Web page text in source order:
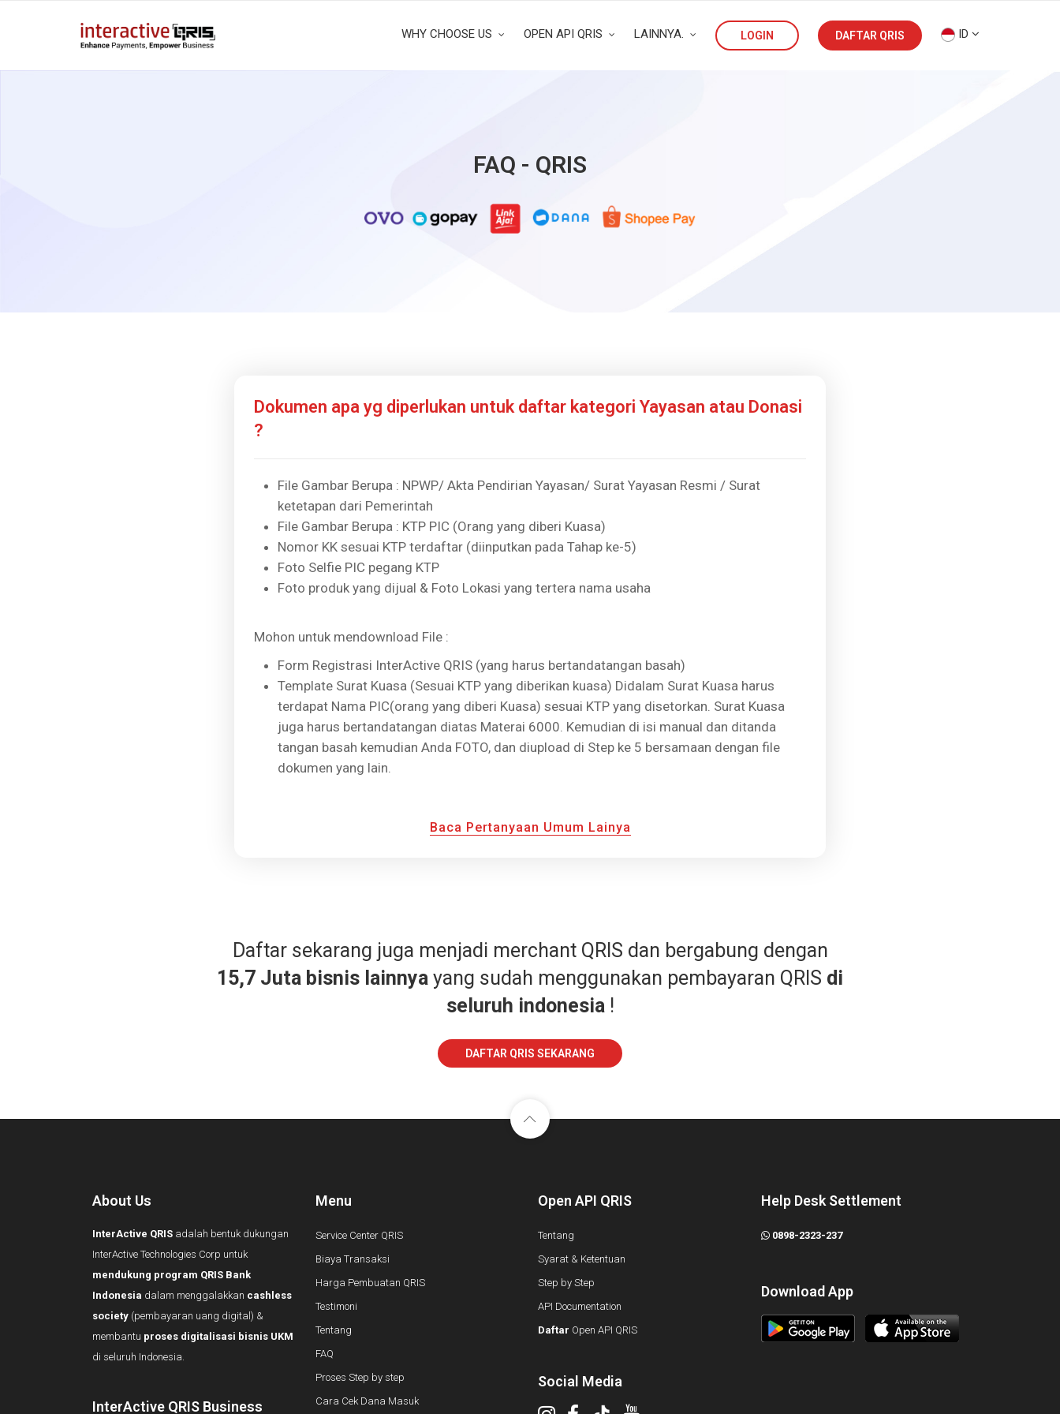
WHY CHOOSE US OPEN API QRIS LAINNYA. LOGIN DAFTAR QRIS ID
FAQ - QRIS
Dokumen apa yg diperlukan untuk daftar kategori Yayasan atau Donasi
?
File Gambar Berupa : NPWP/ Akta Pendirian Yayasan/ Surat Yayasan Resmi / Surat
ketetapan dari Pemerintah
File Gambar Berupa : KTP PIC (Orang yang diberi Kuasa)
Nomor KK sesuai KTP terdaftar (diinputkan pada Tahap ke-5)
Foto Selfie PIC pegang KTP
Foto produk yang dijual & Foto Lokasi yang tertera nama usaha
Mohon untuk mendownload File :
Form Registrasi InterActive QRIS (yang harus bertandatangan basah)
Template Surat Kuasa (Sesuai KTP yang diberikan kuasa) Didalam Surat Kuasa harus
terdapat Nama PIC(orang yang diberi Kuasa) sesuai KTP yang disetorkan. Surat Kuasa
juga harus bertandatangan diatas Materai 6000. Kemudian di isi manual dan ditanda
tangan basah kemudian Anda FOTO, dan diupload di Step ke 5 bersamaan dengan file
dokumen yang lain.
Baca Pertanyaan Umum Lainya
Daftar sekarang juga menjadi merchant QRIS dan bergabung dengan
15,7 Juta bisnis lainnya yang sudah menggunakan pembayaran QRIS di
seluruh indonesia!
DAFTAR QRIS SEKARANG
About Us
InterActive QRIS adalah bentuk dukungan
InterActive Technologies Corp untuk
mendukung program QRIS Bank
Indonesia dalam menggalakkan cashless
society (pembayaran uang digital) &
membantu proses digitalisasi bisnis UKM
di seluruh Indonesia.
InterActive QRIS Business
Menu
Service Center QRIS
Biaya Transaksi
Harga Pembuatan QRIS
Testimoni
Tentang
FAQ
Proses Step by step
Cara Cek Dana Masuk
Open API QRIS
Tentang
Syarat & Ketentuan
Step by Step
API Documentation
Daftar Open API QRIS
Social Media
Help Desk Settlement
0898-2323-237
Download App